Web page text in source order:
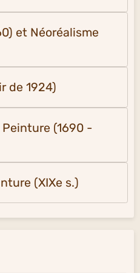
et Néoréalisme
de 1924)
(1690 -
(XIXe s.)